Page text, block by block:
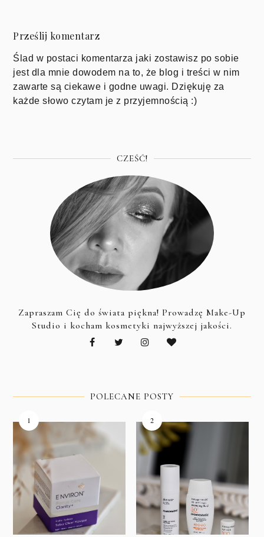
Prześlij komentarz
Ślad w postaci komentarza jaki zostawisz po sobie
jest dla mnie dowodem na to, że blog i treści w nim
zawarte są ciekawe i godne uwagi. Dziękuję za
każde słowo czytam je z przyjemnością :)
CZEŚĆ!
Zapraszam Cię do świata piękna! Prowadzę Make-Up
Studio i kocham kosmetyki najwyższej jakości.
POLECANE POSTY